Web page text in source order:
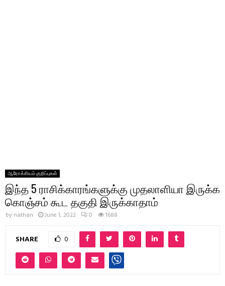
ஆரோக்கியம் குறிப்புகள்
இந்த 5 ராசிக்காரங்களுக்கு முதலாளியா இருக்க
கொஞ்சம் கூட தகுதி இருக்காதாம்
by nathan June 1, 2022 0 1688
SHARE 0